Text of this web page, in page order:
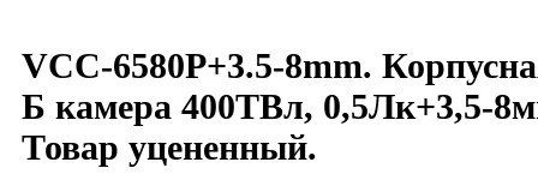
VCC-6580P+3.5-8mm.
Б камера 400ТВл, 0,5Лк+3,5-
Товар уцененный.